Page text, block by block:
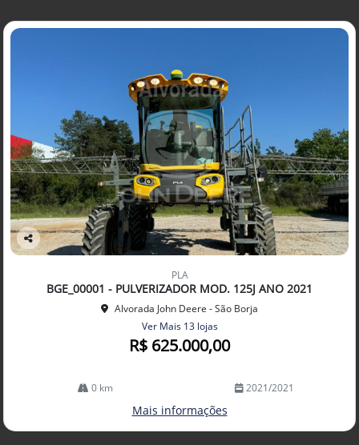
Co
PLA
BGE_00001 - PULVERIZADOR MOD. 125J ANO 2021
Alvorada John Deere - São Borja
Ver Mais 13 lojas
R$ 625.000,00
0 km 2021/2021
Mais informações